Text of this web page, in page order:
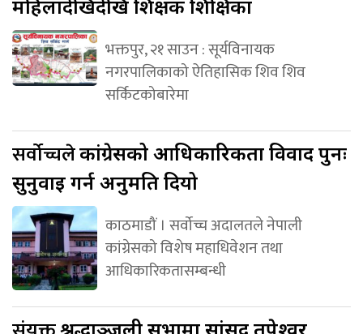
महिलादेखिदेखि शिक्षक शिक्षिका
भक्तपुर, २१ साउन : सूर्यविनायक
नगरपालिकाको ऐतिहासिक शिव शिव
सर्किटकोबारेमा
सर्वोच्चलेकांग्रेसको आधिकारिकता विवाद पुनः
सुनुवाइ गर्न अनुमति दियो
काठमाडौं । सर्वोच्च अदालतले नेपाली
कांग्रेसको विशेष महाधिवेशन तथा
आधिकारिकतासम्बन्धी
श्रद्धाञ्जली सभामा सांसद तपेश्वर